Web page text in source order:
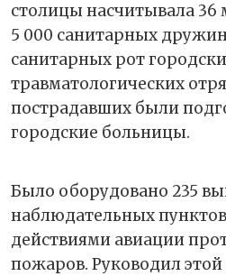
столицы насчитывала
5 000 санитарных
санитарных рот
травматологических
пострадавших были
городские больницы.
Было оборудовано 235
наблюдательных
действиями авиации
пожаров. Руководил